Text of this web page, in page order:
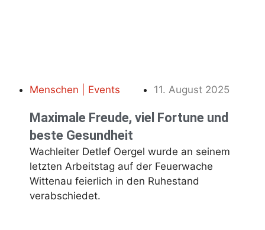
11. August 2025
Menschen | Events
Maximale Freude, viel Fortune und
beste Gesundheit
Wachleiter Detlef Oergel wurde an seinem
letzten Arbeitstag auf der Feuerwache
Wittenau feierlich in den Ruhestand
verabschiedet.